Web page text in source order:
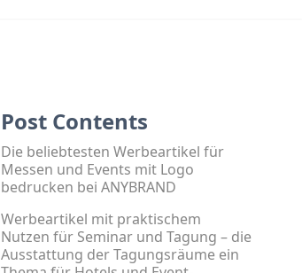
Post Contents
Die beliebtesten Werbeartikel für
Messen und Events mit Logo
bedrucken bei ANYBRAND
Werbeartikel mit praktischem
Nutzen für Seminar und Tagung – die
Ausstattung der Tagungsräume ein